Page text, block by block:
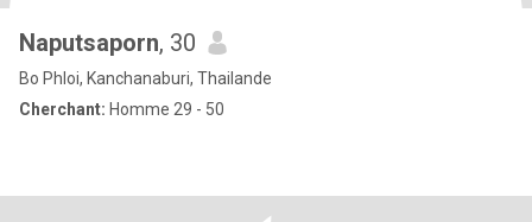
Naputsaporn, 30
Bo Phloi, Kanchanaburi, Thailande
Cherchant: Homme 29 - 50